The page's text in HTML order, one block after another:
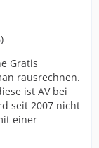
Gratis
rausrechnen.
ist AV bei
seit 2007 nicht
einer